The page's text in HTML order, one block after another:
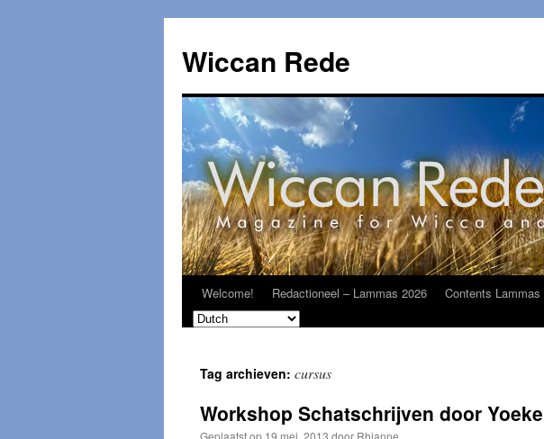
de
inhoud
Wiccan Rede
Welcome! Redactioneel – Lammas 2026 Contents Lammas
Tag archieven: cursus
Workshop Schatschrijven door
Geplaatst op 19 mei, 2013 door Rhianne